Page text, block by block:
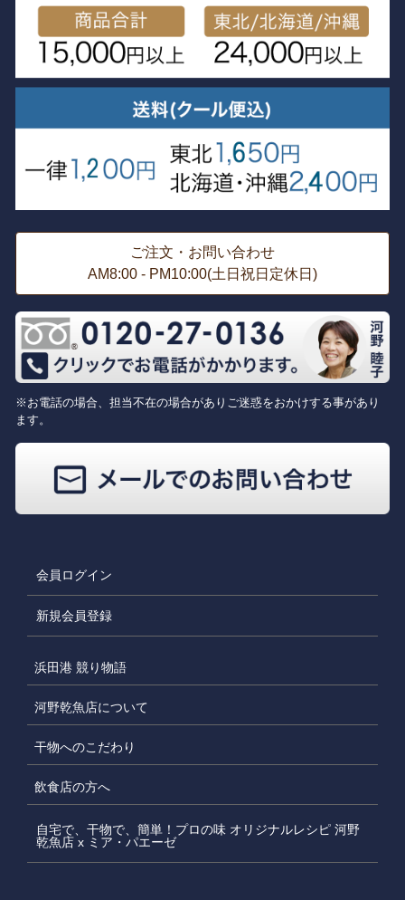
ご注文・お問い合わせ
AM8:00 - PM10:00(土日祝日定休日)
※お電話の場合、担当不在の場合がありご迷惑をおかけする事があり
ます。
会員ログイン
新規会員登録
浜田港 競り物語
河野乾魚店について
干物へのこだわり
飲食店の方へ
自宅で、干物で、簡単！プロの味 オリジナルレシピ 河野
乾魚店 x ミア・パエーゼ